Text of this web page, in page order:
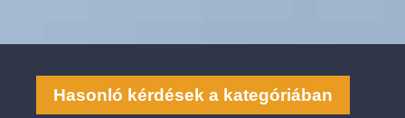
Hasonló kérdések a kategóriában